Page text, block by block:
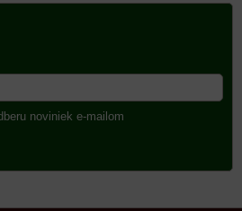
noviniek e-mailom